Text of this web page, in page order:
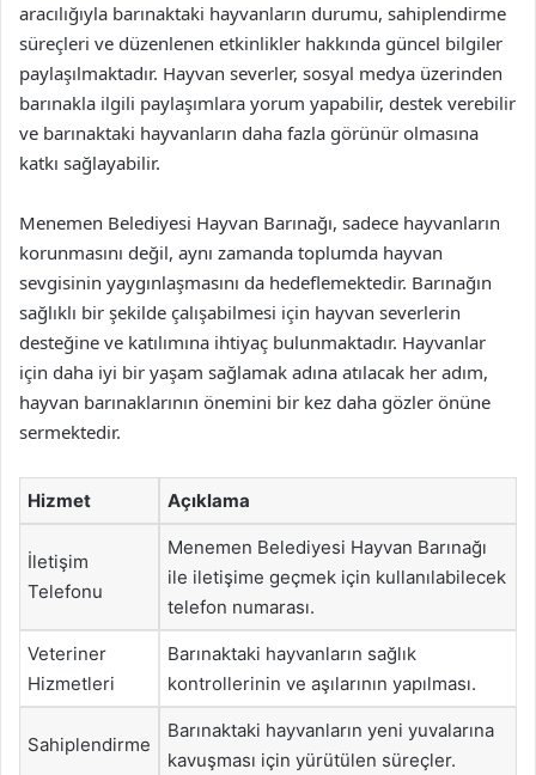
aracılığıyla barınaktaki hayvanların durumu, sahiplendirme
süreçleri ve düzenlenen etkinlikler hakkında güncel bilgiler
paylaşılmaktadır. Hayvan severler, sosyal medya üzerinden
barınakla ilgili paylaşımlara yorum yapabilir, destek verebilir
ve barınaktaki hayvanların daha fazla görünür olmasına
katkı sağlayabilir.
Menemen Belediyesi Hayvan Barınağı, sadece hayvanların
korunmasını değil, aynı zamanda toplumda hayvan
sevgisinin yaygınlaşmasını da hedeflemektedir. Barınağın
sağlıklı bir şekilde çalışabilmesi için hayvan severlerin
desteğine ve katılımına ihtiyaç bulunmaktadır. Hayvanlar
için daha iyi bir yaşam sağlamak adına atılacak her adım,
hayvan barınaklarının önemini bir kez daha gözler önüne
sermektedir.
Hizmet Açıklama
İletişim
Telefonu
Menemen Belediyesi Hayvan Barınağı
ile iletişime geçmek için kullanılabilecek
telefon numarası.
Veteriner
Hizmetleri
Barınaktaki hayvanların sağlık
kontrollerinin ve aşılarının yapılması.
Sahiplendirme
Barınaktaki hayvanların yeni yuvalarına
kavuşması için yürütülen süreçler.